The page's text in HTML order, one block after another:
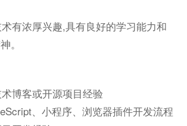
有浓厚兴趣,具有良好的学习能力和
。
博客或开源项目经验
、小程序、浏览器插件开发流程